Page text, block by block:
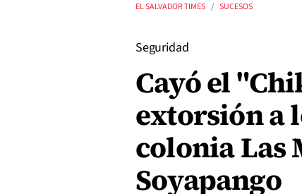
EL SALVADOR TIMES SUCESOS
Seguridad
Cayó el
extorsión a
colonia Las
Soyapango